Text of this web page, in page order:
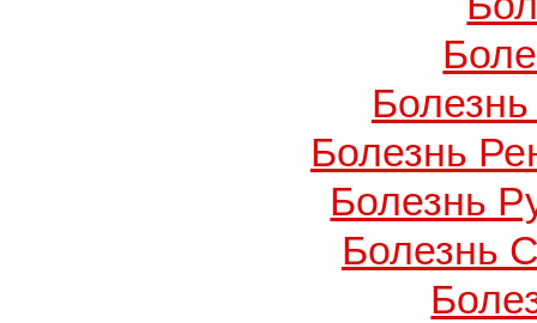
Болезнь
Болезнь
Болезнь